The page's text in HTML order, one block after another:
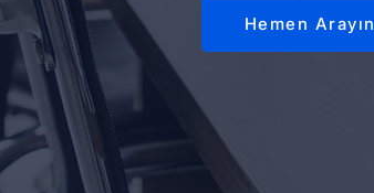
Hemen Arayın